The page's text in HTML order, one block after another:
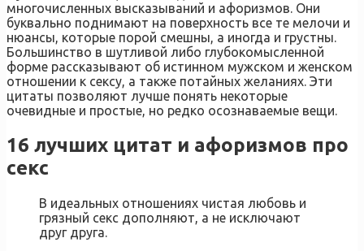
многочисленных высказываний и афоризмов. Они
буквально поднимают на поверхность все те мелочи и
нюансы, которые порой смешны, а иногда и грустны.
Большинство в шутливой либо глубокомысленной
форме рассказывают об истинном мужском и женском
отношении к сексу, а также потайных желаниях. Эти
цитаты позволяют лучше понять некоторые
очевидные и простые, но редко осознаваемые вещи.
16 лучших цитат и афоризмов про
секс
В идеальных отношениях чистая любовь и
грязный секс дополняют, а не исключают
друг друга.